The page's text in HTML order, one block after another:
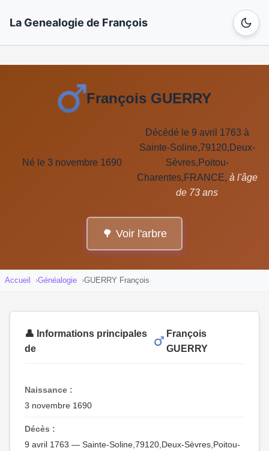
La Genealogie de François
François GUERRY
Né le 3 novembre 1690
Décédé le 9 avril 1763 à
Sainte-Soline,79120,Deux-
Sèvres,Poitou-
Charentes,FRANCE, à l'âge
de 73 ans
🌳 Voir l'arbre
Accueil Généalogie GUERRY François
👤 Informations principales
de
François
GUERRY
Naissance :
3 novembre 1690
Décès :
9 avril 1763 — Sainte-Soline,79120,Deux-Sèvres,Poitou-